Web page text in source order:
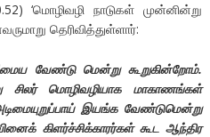
‘மொழிவழி நாடுகள் முன்னின்று
தெரிவித்துள்ளார்:
வேண்டு மென்று கூறுகின்றோம்.
மொழிவழியாக மாகாணங்கள்
இயங்க வேண்டுமென்று
கிளர்ச்சிக்காரர்கள் கூட ஆந்திர